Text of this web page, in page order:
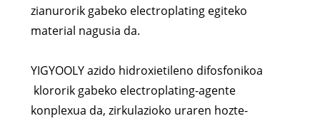
zianurorik gabeko electroplating egiteko
material nagusia da.
YIGYOOLY azido hidroxietileno difosfonikoa
klororik gabeko electroplating-agente
konplexua da, zirkulazioko uraren hozte-